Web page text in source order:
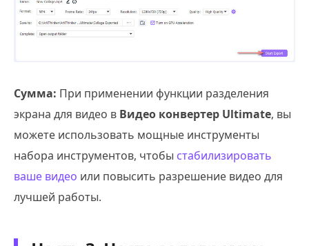
Сумма: При применении функции разделения
экрана для видео в Видео конвертер Ultimate, вы
можете использовать мощные инструменты
набора инструментов, чтобы стабилизировать
ваше видео или повысить разрешение видео для
лучшей работы.